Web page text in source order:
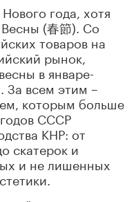
года, хотя
(春節). Со
товаров на
рынок,
в январе-
За всем этим –
которым больше
СССР
КНР: от
скатерок и
и не лишенных